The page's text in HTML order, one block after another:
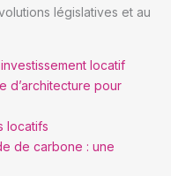
législatives et au
locatif
d’architecture pour
locatifs
de carbone : une